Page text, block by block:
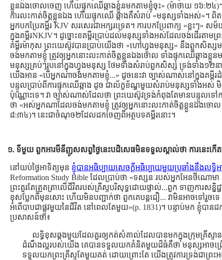
ខ្លួនឯងចោលចេញ ហើយផ្ទុកឈើឆ្កាងខ្លួនមកតាមខ្ញុំចុះ» (ម៉ាថាយ ១៦:២៤)។
ការលះកាត់ចិត្ដខ្លួនឯង ហើយផ្ទុកឈើ ឆ្កាងគឺសំរាប់ «មនុស្សទាំងអស់»។ ពិ
អ្នកបកប្រែគម្ពីរ KJV សរសេរជាអក្សរទ្រេត។ ការបកប្រែពាក្យ «ខ្លះៗ
ក្នុងគម្ពីរNKJV។ ដូច្នោះខគម្ពីរប្រាប់ដល់មនុស្សទាំងអស់ដែលចង់ដើរតាមព្
គម្ពីរម៉ាកុស ព្រះយេស៊ូវបានប្រាប់យើងថា «ហៅហ្វូងមនុស្ស» នឹងពួកសិស្
ចង់មកតាមខ្ញុំ ត្រូវឲ្យអ្នកនោះលះកាត់ចិត្តខ្លួនឯងចោល ទាំងផ្ទុកឈើឆ្កាងខ្លួន
មនុស្សគ្រប់ៗរូបនៅក្នុងហ្វូងមនុស្ស ថែមទាំងសំរាប់ពួកសិស្ស ទ្រង់ទាំង១២ន
យើងអាន «បើអ្នកណាចង់មកតាមខ្ញុំ...» ដូចនេះវា ច្បាស់ណាស់នៅក្នុងគម្
បន្ទូលប្រាប់ពីការផ្ទុកឈើឆ្កាង ដូច ជាល័ក្ខខ័ណ្ឌមួយសំរាប់មនុស្សទាំងអស់
ប៉ុណ្ណោះទេ។ វា ច្បាស់ណាស់ដែលថា ព្រះយេស៊ូវទ្រង់កំពុងតែមានបន្ទូលទ
ថា «អស់អ្នកណាដែលចង់មកតាមខ្ញុំ ត្រូវឲ្យអ្នកនោះលះកាត់ចិត្តខ្លួនឯងចោល
៨:៣៤)។ នេះជាចំណុច២ដែលដកចេញពីអត្ថបទគម្ពីរនោះ។
១. ទីមួយ ពួកអារមីនីញូសសព្វថ្ងៃនេះបដិសេធមិនទទួលស្គាល់ថា ការនេះកើត
នៅយប់ថ្ងៃអាទិត្យមុន ខ្ញុំបានអធិប្បាយសេចក្ដីអធិប្បាយមួយប្រឆាំងនឹងលទ្
Reformation Study Bible ដែលប្រាប់ថា «ទស្សនៈរបស់អ្នកអែនថីណោម
ព្រះគួរតែត្រួតត្រាលើជីវិតរបស់គ្រីស្ទបរិសុទ្ធដោយផ្ទាល់...ពួក ទាញការសន្និដ្
ខុសប្លែកពីមុនសោះ ហើយមិនបញ្ជាក់ថា ពួកគេបន្ដជឿ... វាមិនអាចទៅរួចទេ
អំពើបាបជាផ្លូវមួយនៃជីវិត នៅពេលតែមួយ»(p. 1831)។ បន្ទាប់មក ខ្ញុំប
ប្រសាសន៍ថា៖
លទ្ធិខុសឆ្គងមួយដែលគួរឲ្យកត់សំគាល់ដែលបានមកក្នុងក្រុមគ្រីស្ទាន
ដំណឹងល្អរបស់យើង គេបានទទួលយកគំនិតមួយដ៏ធំគឺថា មនុស្សអាចជ្រ
ទទួលយកព្រះគ្រីស្ទតែមួយគត់ ដោយព្រោះតែ យើងត្រូវការទ្រង់ជាព្រះអ